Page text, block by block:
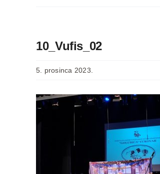
10_Vufis_02
5. prosinca 2023.